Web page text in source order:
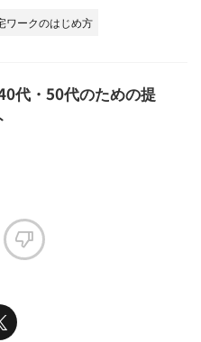
ワークのはじめ方
代・50代のための提